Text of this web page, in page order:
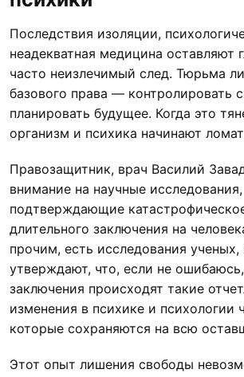
Последствия изоляции,
неадекватная медицина оставляют
часто неизлечимый след. Тюрьма
базового права — контролировать
планировать будущее. Когда это
организм и психика начинают
Правозащитник, врач Василий
внимание на научные исследования,
подтверждающие
длительного заключения на
прочим, есть исследования
утверждают, что, если не
заключения происходят такие
изменения в психике и психологии
которые сохраняются на всю
Этот опыт лишения свободы